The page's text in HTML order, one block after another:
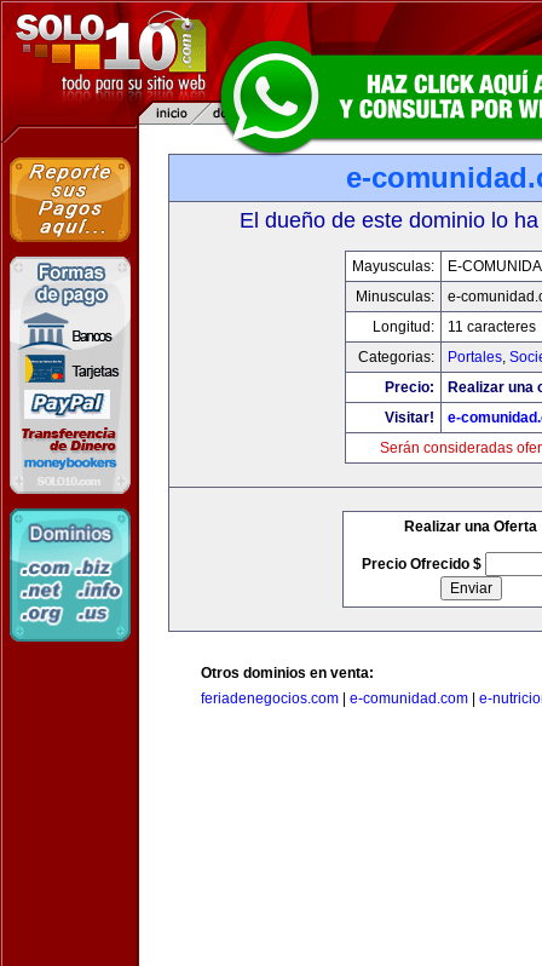
e-
El dueño de este dominio lo
Mayusculas:
E-
Minusculas:
e-
Longitud:
11 caracteres
Categorias:
Portales,
Precio:
Realizar una
Visitar!
e-
Serán consideradas
Realizar una Oferta
Precio Ofrecido $
Otros dominios en venta:
feriadenegocios.com
e-comunidad.com e-